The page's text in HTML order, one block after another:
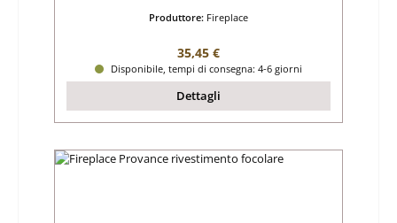
Produttore: Fireplace
Prezzo normale:
35,45 €
Disponibile, tempi di consegna: 4-6 giorni
Dettagli